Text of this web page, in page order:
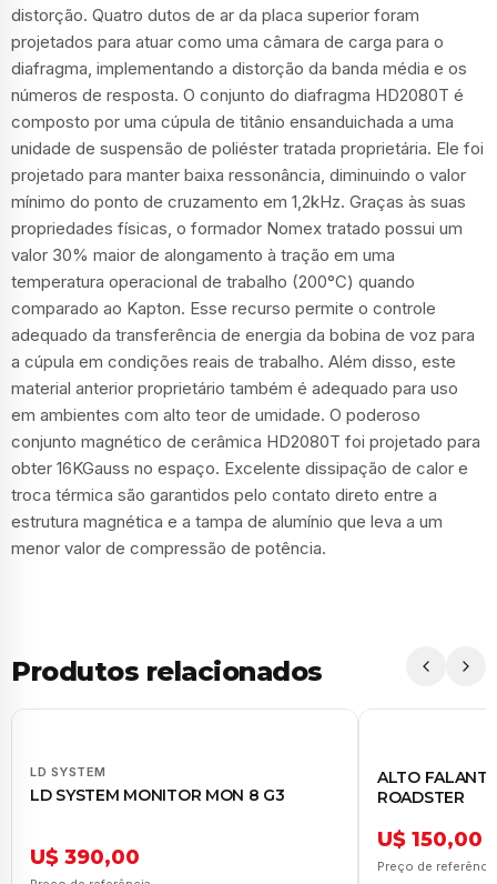
distorção. Quatro dutos de ar da placa superior foram
projetados para atuar como uma câmara de carga para o
diafragma, implementando a distorção da banda média e os
números de resposta. O conjunto do diafragma HD2080T é
composto por uma cúpula de titânio ensanduichada a uma
unidade de suspensão de poliéster tratada proprietária. Ele foi
projetado para manter baixa ressonância, diminuindo o valor
mínimo do ponto de cruzamento em 1,2kHz. Graças às suas
propriedades físicas, o formador Nomex tratado possui um
valor 30% maior de alongamento à tração em uma
temperatura operacional de trabalho (200°C) quando
comparado ao Kapton. Esse recurso permite o controle
adequado da transferência de energia da bobina de voz para
a cúpula em condições reais de trabalho. Além disso, este
material anterior proprietário também é adequado para uso
em ambientes com alto teor de umidade. O poderoso
conjunto magnético de cerâmica HD2080T foi projetado para
obter 16KGauss no espaço. Excelente dissipação de calor e
troca térmica são garantidos pelo contato direto entre a
estrutura magnética e a tampa de alumínio que leva a um
menor valor de compressão de potência.
Produtos relacionados
LD SYSTEM
LD SYSTEM MONITOR MON 8 G3
U$ 390,00
ALTO
ROADSTER
U$ 150,00
Preço de referência